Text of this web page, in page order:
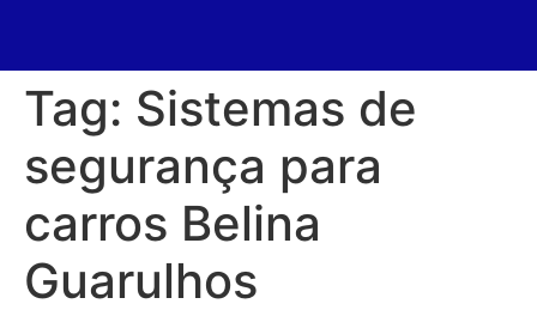
Tag: Sistemas de
segurança para
carros Belina
Guarulhos